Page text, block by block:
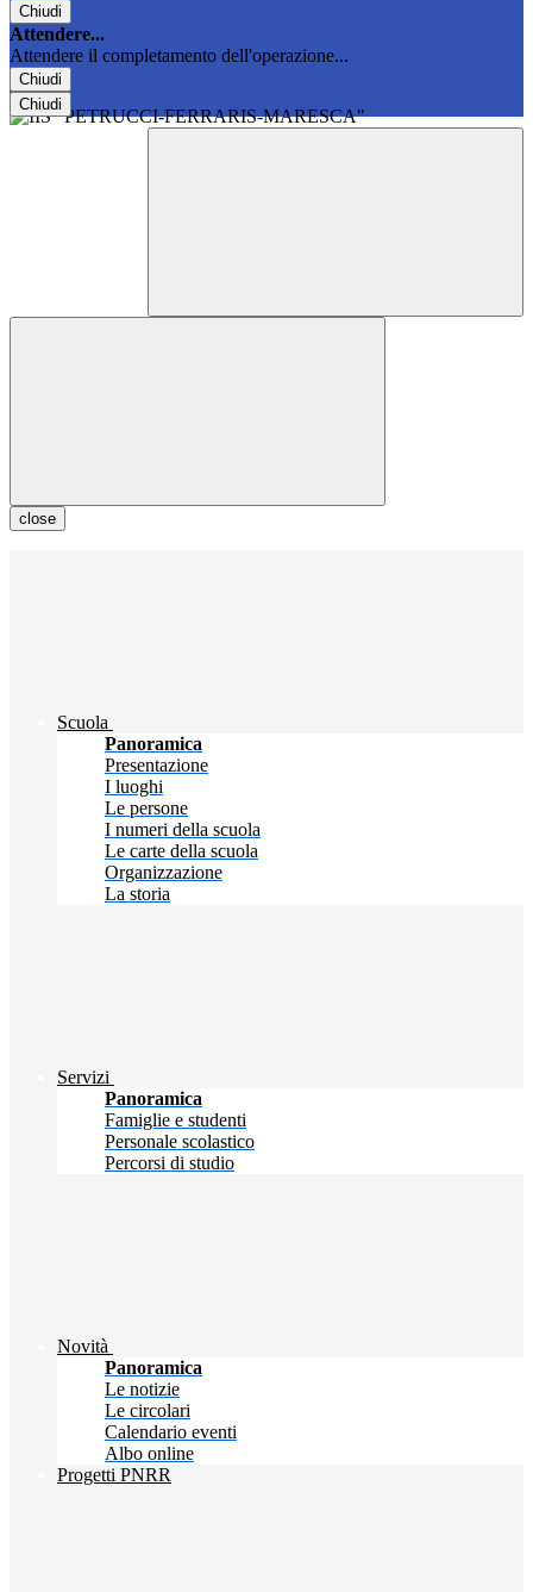
Chiudi
Attendere...
Attendere il completamento dell'operazione...
Chiudi
Chiudi
close
Scuola
Panoramica
Presentazione
I luoghi
Le persone
I numeri della scuola
Le carte della scuola
Organizzazione
La storia
Servizi
Panoramica
Famiglie e studenti
Personale scolastico
Percorsi di studio
Novità
Panoramica
Le notizie
Le circolari
Calendario eventi
Albo online
Progetti PNRR